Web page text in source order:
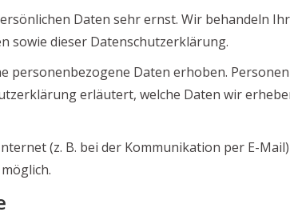
Daten sehr ernst. Wir behandeln
sowie dieser Datenschutzerklärung.
personenbezogene Daten erhoben.
erläutert, welche Daten wir
(z. B. bei der Kommunikation per E-